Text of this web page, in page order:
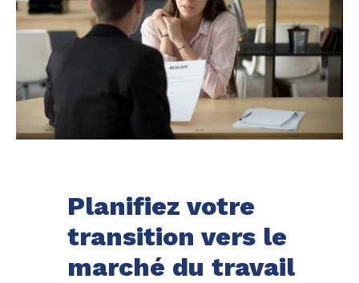
Planifiez votre
transition vers le
marché du travail